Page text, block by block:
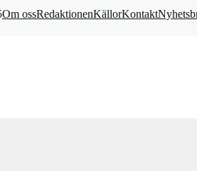
Om ossRedaktionenKällorKontakt